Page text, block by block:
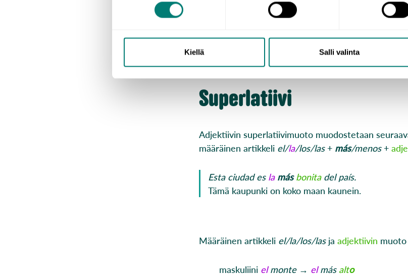
Kiellä Salli valinta
Kuka on luotettavampi kuin Lucas?
Kuka on vähemmän luotettava kuin Lucas?
Superlatiivi
Adjektiivin superlatiivimuoto muodostetaan
määräinen artikkeli el/la/los/las+ más/menos+
Esta ciudad es la más bonita del país.
Tämä kaupunki on koko maan kaunein.
Määräinen artikkeli el/la/los/lasja adjektiivin
maskuliini elmonte→ el más alto